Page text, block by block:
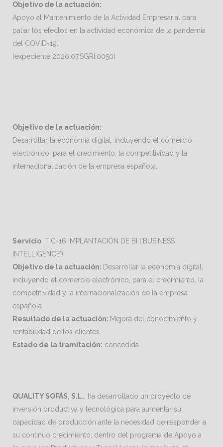
Objetivo de la actuación:
Apoyo al Mantenimiento de la Actividad Empresarial para
paliar los efectos en la actividad económica de la pandemia
del COVID-19.
(expediente 2020.07.SGRI.0050)
Objetivo de la actuación:
Desarrollar la economía digital, incluyendo el comercio
electrónico, para el crecimiento, la competitividad y la
internacionalización de la empresa española.
Servicio: TIC-16 IMPLANTACIÓN DE BI (‘BUSINESS
INTELLIGENCE’)
Objetivo de la actuación: Desarrollar la economía digital,
incluyendo el comercio electrónico, para el crecimiento, la
competitividad y la internacionalización de la empresa
española.
Resultado de la actuación: Mejora del conocimiento y
rentabilidad de los clientes.
Estado de la tramitación: concedida
QUALITY SOFÁS, S.L., ha desarrollado un proyecto de
inversión productiva y tecnológica para aumentar su
capacidad de producción ante la necesidad de responder a
su continuo crecimiento, dentro del programa de Apoyo a